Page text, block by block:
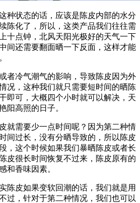
种状态的话，应该是陈皮内部的水分
陈化了，所以，这类产品我们往往需
十点钟，北风天阳光极好的天气一下
间还需要翻面晒一下反面，这样才能
者冷气潮气的影响，导致陈皮因为外
况，这种我们就只需要短时间的晒陈
即可，大概四个小时就可以解决，天
阳高照的日子。
就需要少一点时间呢？因为第二种情
间过长，没有分晒导致的，所以陈皮
，这个时候如果我们暴晒陈皮或者长
皮很长时间恢复不过来，陈皮原有的
和香味因素。
陈皮如果变软回潮的话，我们就是用
过，针对于第二种情况，我们也可以